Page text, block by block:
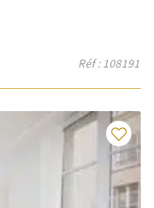
Réf : 108191